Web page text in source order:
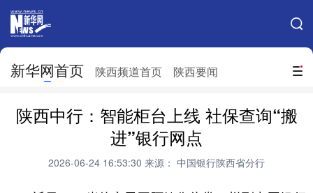
搜索
新华网首页 陕西频道首页 陕西要闻
网站地图
北京 天津 河北 山西
辽宁 吉林 上海 江苏
陕西中行：智能柜台上线 社保查询“搬
进”银行网点
2026-06-24 16:53:30 来源： 中国银行陕西省分行